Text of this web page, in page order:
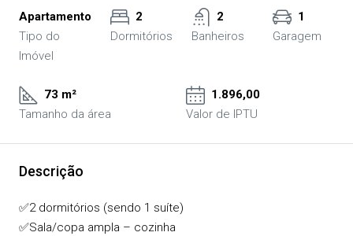
Apartamento
Tipo do
Imóvel
2
Dormitórios
2
Banheiros
1
Garagem
73 m²
Tamanho da área
1.896,00
Valor de IPTU
Descrição
✅2 dormitórios (sendo 1 suíte)
✅Sala/copa ampla – cozinha